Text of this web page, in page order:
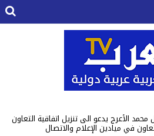
محمد الأعرج يدعو الى تنزيل اتفاقية التعاون
في ميادين الإعلام والاتصال